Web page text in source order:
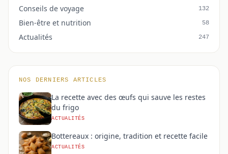
Conseils de voyage 132
Bien-être et nutrition 58
Actualités 247
NOS DERNIERS ARTICLES
La recette avec des œufs qui sauve les restes
du frigo
ACTUALITÉS
Bottereaux : origine, tradition et recette facile
ACTUALITÉS